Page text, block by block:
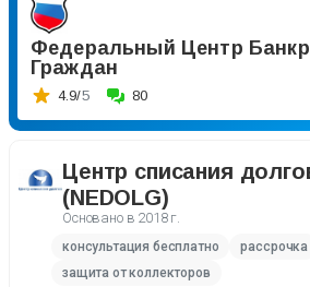
Федеральный Центр
Граждан
4.9/5 80
Центр списания
(NEDOLG)
Основано в 2018 г.
консультация бесплатно
рассрочка
защита от коллекторов